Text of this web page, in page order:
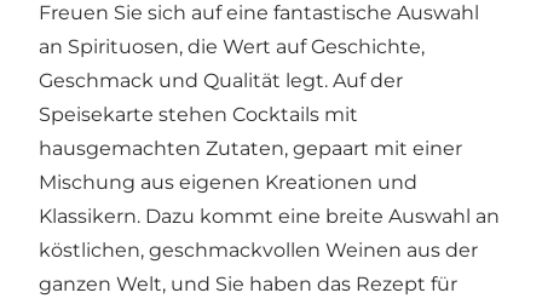
Freuen Sie sich auf eine fantastische Auswahl
an Spirituosen, die Wert auf Geschichte,
Geschmack und Qualität legt. Auf der
Speisekarte stehen Cocktails mit
hausgemachten Zutaten, gepaart mit einer
Mischung aus eigenen Kreationen und
Klassikern. Dazu kommt eine breite Auswahl an
köstlichen, geschmackvollen Weinen aus der
ganzen Welt, und Sie haben das Rezept für